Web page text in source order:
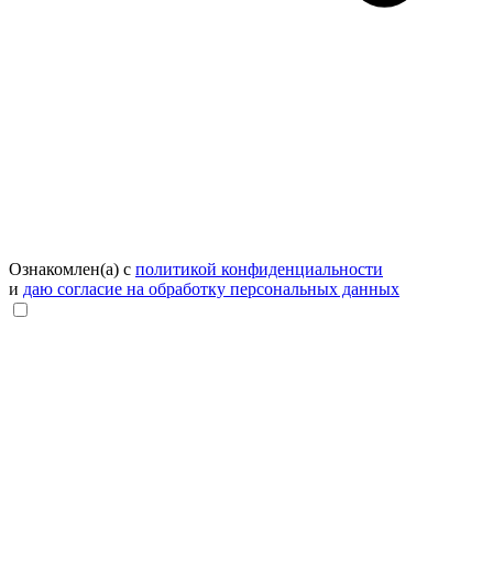
Ознакомлен(а) с политикой конфиденциальности
и даю согласие на обработку персональных данных